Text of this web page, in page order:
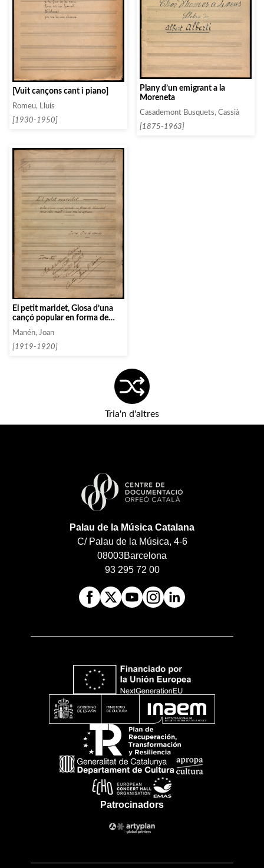
[Vuit cançons cant i piano]
Romeu, Lluís
[1930-1950]
Plany d’un emigrant a la
Moreneta
Casademont Busquets, Cassià
[1875-1963]
El petit maridet, Glosa d’una
cançó popular en forma de
Variacions per a chor mixte i
una veu de sopran.
Manén, Joan
[1919-1920]
Tria'n d'altres
Palau de la Música Catalana
C/ Palau de la Música, 4-6
08003Barcelona
93 295 72 00
Patrocinadors